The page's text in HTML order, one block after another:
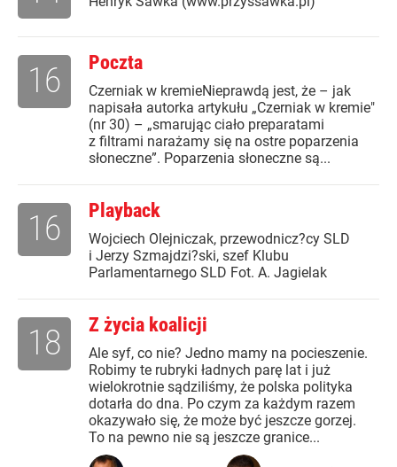
Poczta
Czerniak w kremieNieprawdą jest, że – jak
napisała autorka artykułu „Czerniak w kremie"
(nr 30) – „smarując ciało preparatami
z filtrami narażamy się na ostre poparzenia
słoneczne”. Poparzenia słoneczne są...
16
Playback
Wojciech Olejniczak, przewodnicz?cy SLD
i Jerzy Szmajdzi?ski, szef Klubu
Parlamentarnego SLD Fot. A. Jagielak
16
Z życia koalicji
Ale syf, co nie? Jedno mamy na pocieszenie.
Robimy te rubryki ładnych parę lat i już
wielokrotnie sądziliśmy, że polska polityka
dotarła do dna. Po czym za każdym razem
okazywało się, że może być jeszcze gorzej.
To na pewno nie są jeszcze granice...
18